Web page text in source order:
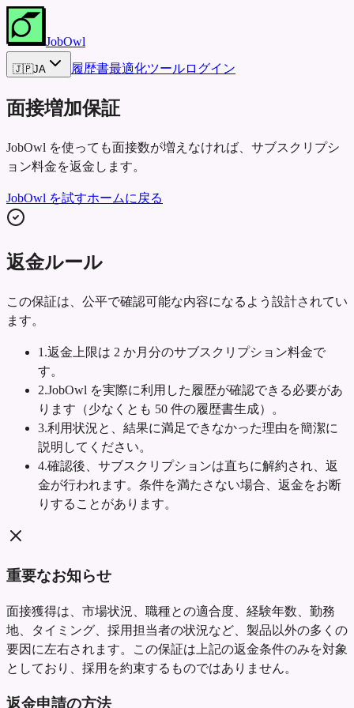
JobOwl
🇯🇵JA 履歴書最適化ツールログイン
面接増加保証
JobOwl を使っても面接数が増えなければ、サブスクリプシ
ョン料金を返金します。
JobOwl を試すホームに戻る
返金ルール
この保証は、公平で確認可能な内容になるよう設計されてい
ます。
1 .返金上限は 2 か月分のサブスクリプション料金で
す。
2.JobOwl を実際に利用した履歴が確認できる必要があ
ります（少なくとも 50 件の履歴書生成）。
3.利用状況と、結果に満足できなかった理由を簡潔に
説明してください。
4.確認後、サブスクリプションは直ちに解約され、返
金が行われます。条件を満たさない場合、返金をお断
りすることがあります。
重要なお知らせ
面接獲得は、市場状況、職種との適合度、経験年数、勤務
地、タイミング、採用担当者の状況など、製品以外の多くの
要因に左右されます。この保証は上記の返金条件のみを対象
としており、採用を約束するものではありません。
返金申請の方法